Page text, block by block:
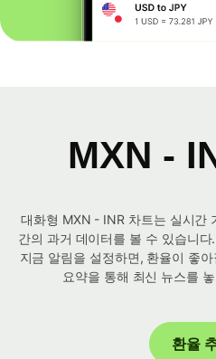
MXN -
대화형 MXN - INR 차트는 실시간
간의 과거 데이터를 볼 수 있습니
지금 알림을 설정하면, 환율이 좋
요약을 통해 최신 뉴스를
환율